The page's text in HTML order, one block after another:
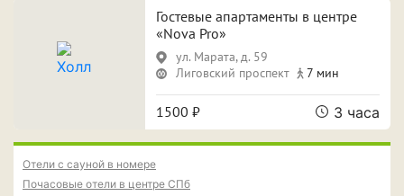
Гостевые апартаменты в центре
«Nova Pro»
ул. Марата, д. 59
Лиговский проспект
7 мин
1500 ₽ 3 часа
Отели с сауной в номере
Почасовые отели в центре СПб